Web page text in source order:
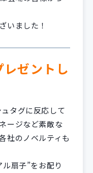
いました！
ゼントし
タグに反応して
ージなど素敵な
社のノベルティも
扇子”をお配り